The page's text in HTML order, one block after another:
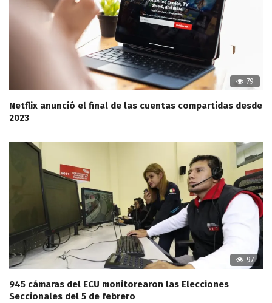
79
Netflix anunció el final de las cuentas compartidas desde
2023
97
945 cámaras del ECU monitorearon las Elecciones
Seccionales del 5 de febrero